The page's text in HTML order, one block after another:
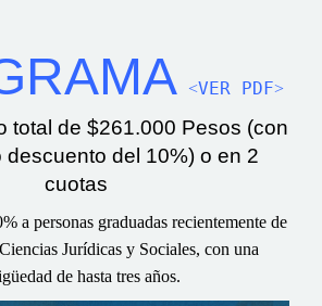
˂VER PDF˃
total de $261.000 Pesos (con
descuento del 10%) o en 2
cuotas
a personas graduadas recientemente de
Jurídicas y Sociales, con una
de hasta tres años.